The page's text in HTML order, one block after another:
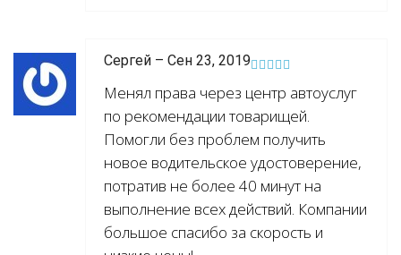
Сергей – Сен 23, 2019
Менял права через центр автоуслуг
по рекомендации товарищей.
Помогли без проблем получить
новое водительское удостоверение,
потратив не более 40 минут на
выполнение всех действий. Компании
большое спасибо за скорость и